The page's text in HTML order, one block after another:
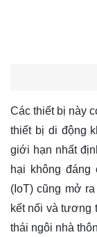
Các thiết bị này
thiết bị di động
giới hạn nhất
hại không đáng
(IoT) cũng mở
kết nối và tương
thái ngôi nhà